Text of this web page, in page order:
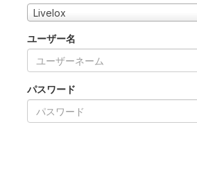
Livelox
ユーザー名
パスワード